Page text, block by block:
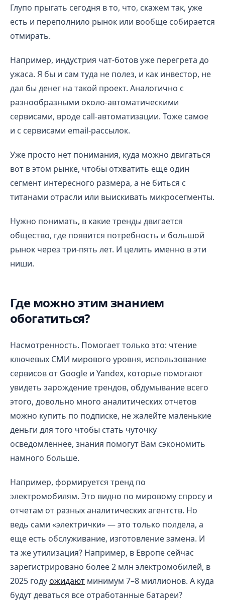
Глупо прыгать сегодня в то, что, скажем так, уже
есть и переполнило рынок или вообще собирается
отмирать.
Например, индустрия чат-ботов уже перегрета до
ужаса. Я бы и сам туда не полез, и как инвестор, не
дал бы денег на такой проект. Аналогично с
разнообразными около-автоматическими
сервисами, вроде call-автоматизации. Тоже самое
и с сервисами email-рассылок.
Уже просто нет понимания, куда можно двигаться
вот в этом рынке, чтобы отхватить еще один
сегмент интересного размера, а не биться с
титанами отрасли или выискивать микросегменты.
Нужно понимать, в какие тренды двигается
общество, где появится потребность и большой
рынок через три-пять лет. И целить именно в эти
ниши.
Где можно этим знанием
обогатиться?
Насмотренность. Помогает только это: чтение
ключевых СМИ мирового уровня, использование
сервисов от Google и Yandex, которые помогают
увидеть зарождение трендов, обдумывание всего
этого, довольно много аналитических отчетов
можно купить по подписке, не жалейте маленькие
деньги для того чтобы стать чуточку
осведомленнее, знания помогут Вам сэкономить
намного больше.
Например, формируется тренд по
электромобилям. Это видно по мировому спросу и
отчетам от разных аналитических агентств. Но
ведь сами «электрички» — это только полдела, а
еще есть обслуживание, изготовление замена. И
та же утилизация? Например, в Европе сейчас
зарегистрировано более 2 млн электромобилей, в
2025 годуожидают минимум 7–8 миллионов. А куда
будут деваться все отработанные батареи?